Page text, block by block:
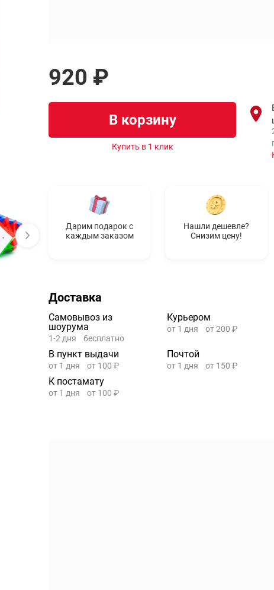
920 ₽
В корзину
Купить в 1 клик
Дарим подарок с
каждым заказом
Нашли дешевле?
Снизим цену!
Доставка
Самовывоз из
шоурума
1-2 дня бесплатно
Курьером
от 1 дня от 200 ₽
В пункт выдачи
от 1 дня от 100 ₽
Почтой
от 1 дня от 150 ₽
К постамату
от 1 дня от 100 ₽